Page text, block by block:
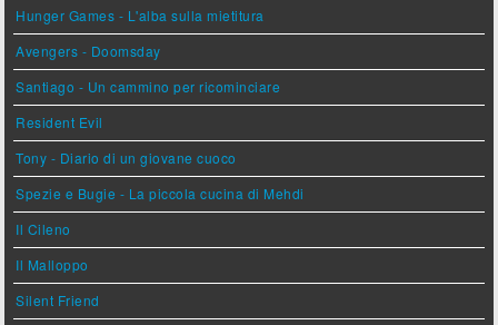
Hunger Games - L'alba sulla mietitura
Avengers - Doomsday
Santiago - Un cammino per ricominciare
Resident Evil
Tony - Diario di un giovane cuoco
Spezie e Bugie - La piccola cucina di Mehdi
Il Cileno
Il Malloppo
Silent Friend